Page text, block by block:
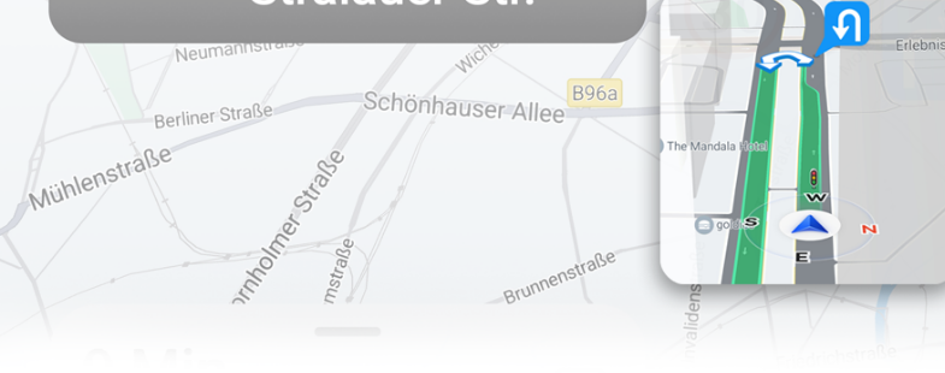
Tragitto senza sforzo,
Le radio Android Junsun supportano mappe offline e online, così da trovare sempre la rotta giusta.